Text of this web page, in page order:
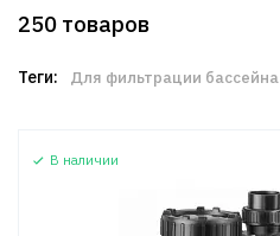
250 товаров
Теги: Для фильтрации бассейна
В наличии